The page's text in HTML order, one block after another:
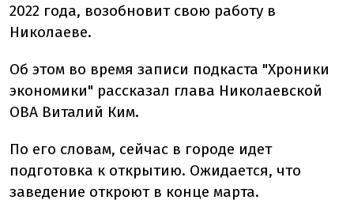
2022 года, возобновит свою работу в
Николаеве.
Об этом во время записи подкаста "Хроники
экономики" рассказал глава Николаевской
ОВА Виталий Ким.
По его словам, сейчас в городе идет
подготовка к открытию. Ожидается, что
заведение откроют в конце марта.